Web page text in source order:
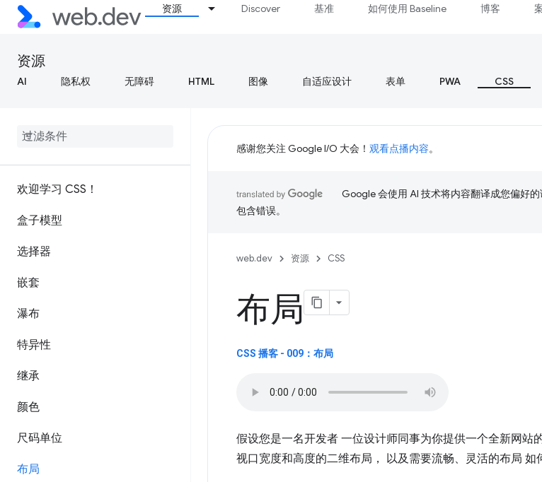
资源 Discover 基准 如何使用 Baseline 博客
资源
AI 隐私权 无障碍 HTML 图像 自适应设计 表单 PWA CSS
欢迎学习 CSS！
盒子模型
选择器
嵌套
瀑布
特异性
继承
颜色
尺码单位
布局
感谢您关注 Google I/O 大会！ 观看点播内容。
Google 会使用 AI 技术将内容翻译成您偏好
包含错误。
web.dev 资源 CSS
布局
CSS 播客 - 009：布局
假设您是一名开发者 一位设计师同事为你提供一个全新网站
视口宽度和高度的二维布局， 以及需要流畅、灵活的布局 如